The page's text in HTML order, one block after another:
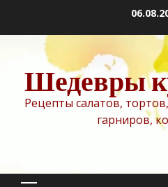
содержимому
Шедевры
Рецепты салатов,
гарниров,